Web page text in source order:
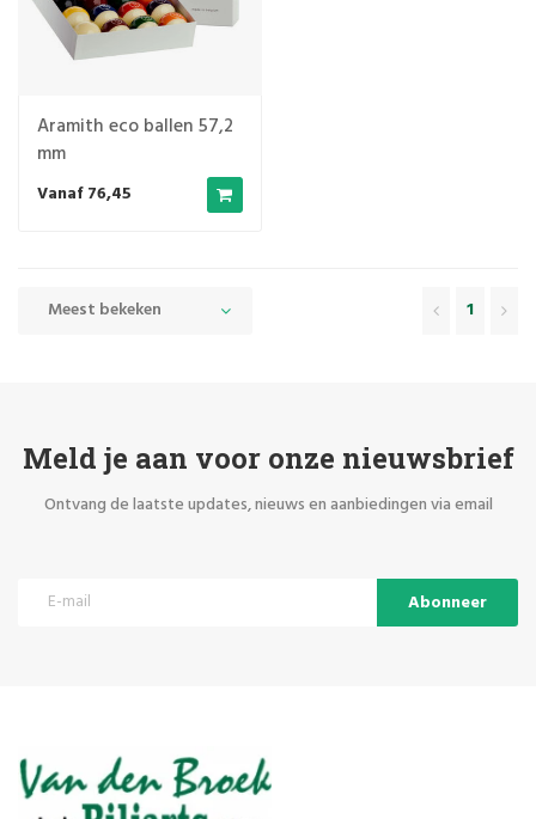
Aramith eco ballen 57,2
mm
Vanaf 76,45
Meest bekeken 1
Meld je aan voor onze nieuwsbrief
Ontvang de laatste updates, nieuws en aanbiedingen via email
Abonneer